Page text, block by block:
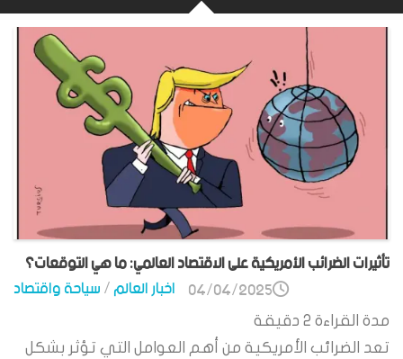
تأثيرات الضرائب الأمريكية على الاقتصاد العالمي: ما هي التوقعات؟
اخبار العالم/سياحة واقتصاد 04/04/2025
مدة القراءة 2 دقيقة
تعد الضرائب الأمريكية من أهم العوامل التي تؤثر بشكل